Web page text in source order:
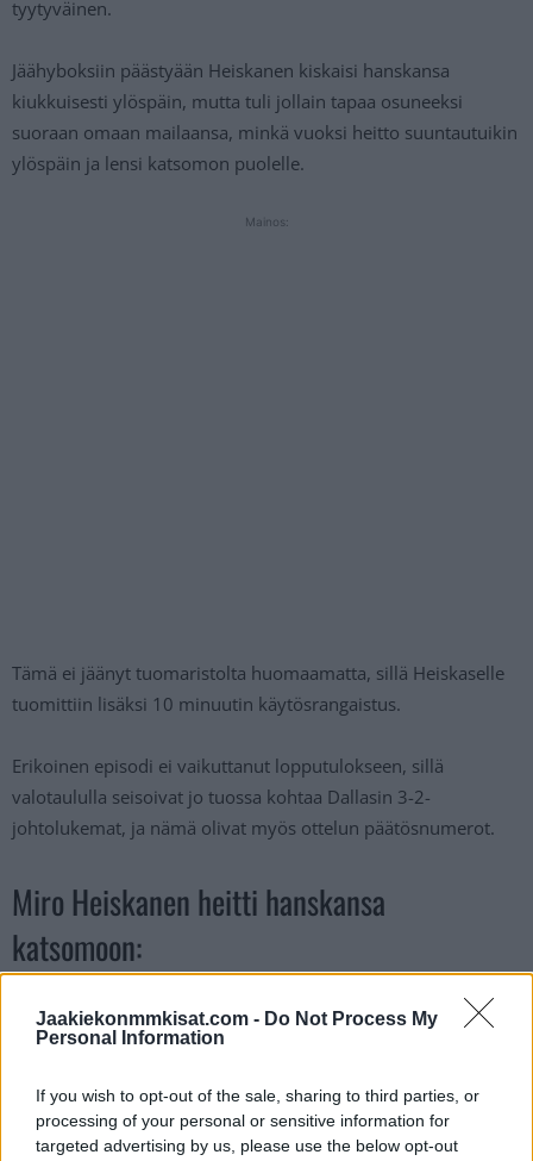
Jaakiekonmmkisat.com - Do Not Process My
Personal Information
If you wish to opt-out of the sale, sharing to third parties, or
processing of your personal or sensitive information for
targeted advertising by us, please use the below opt-out
tyytyväinen.
Jäähyboksiin päästyään Heiskanen kiskaisi hanskansa
kiukkuisesti ylöspäin, mutta tuli jollain tapaa osuneeksi
suoraan omaan mailaansa, minkä vuoksi heitto suuntautuikin
ylöspäin ja lensi katsomon puolelle.
Mainos:
Tämä ei jäänyt tuomaristolta huomaamatta, sillä Heiskaselle
tuomittiin lisäksi 10 minuutin käytösrangaistus.
Erikoinen episodi ei vaikuttanut lopputulokseen, sillä
valotaululla seisoivat jo tuossa kohtaa Dallasin 3-2-
johtolukemat, ja nämä olivat myös ottelun päätösnumerot.
Miro Heiskanen heitti hanskansa
katsomoon:
MIRO HEISKANEN FLUNG ONE OF HIS
GLOVES INTO THE STANDS AFTER
GETTING INTO THE PENALTY BOX
#LETSGOBUFFALO #TEXASHOCKEY
PIC.TWITTER.COM/S1WL4L7OAC